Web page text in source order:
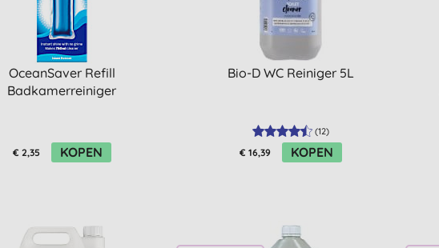
OceanSaver Refill
Badkamerreiniger
€ 2,35 KOPEN
Bio-D WC Reiniger 5L
(12)
€ 16,39 KOPEN